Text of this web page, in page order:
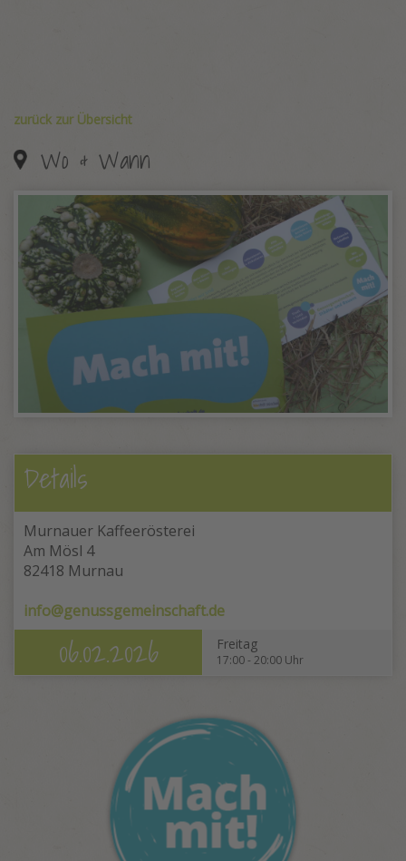
zurück zur Übersicht
Wo & Wann
Details
Murnauer Kaffeerösterei
Am Mösl 4
82418 Murnau
info@genussgemeinschaft.de
06.02.2026 Freitag
17:00 - 20:00 Uhr